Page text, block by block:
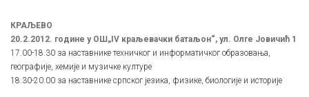
КРАЉЕВО
20.2.2012. године у ОШ„IV краљевачки батаљон“, ул. Олге Јовичић 1
17.00-18.30 за наставнике техничког и информатичког образовања,
географије, хемије и музичке културе
18.30-20.00 за наставнике српског језика, физике, биологије и историје